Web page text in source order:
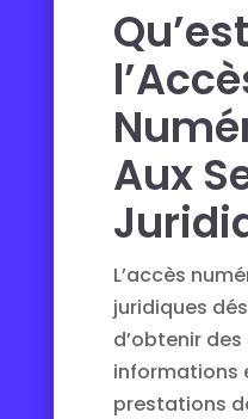
Aux
L’accès
juridiques
d’obtenir
informations
prestations